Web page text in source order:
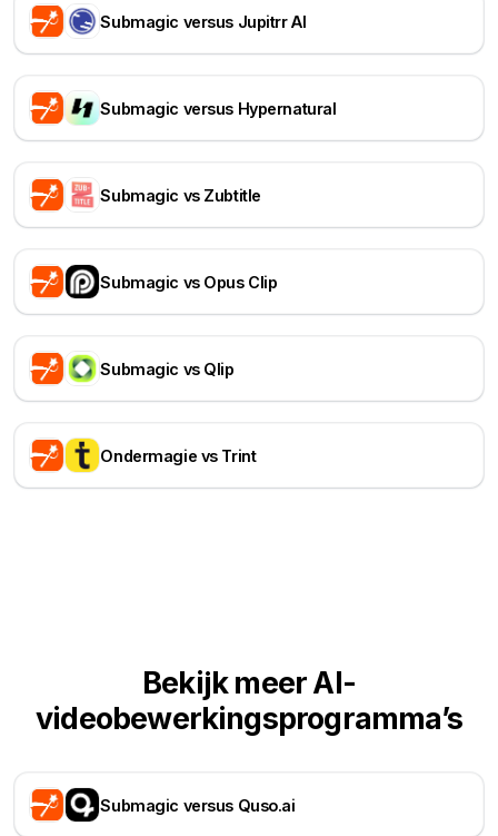
Submagic versus Jupitrr AI
Submagic versus Hypernatural
Submagic vs Zubtitle
Submagic vs Opus Clip
Submagic vs Qlip
Ondermagie vs Trint
Bekijk meer AI-
videobewerkingsprogramma’s
Submagic versus Quso.ai